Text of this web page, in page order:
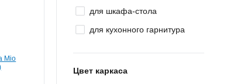
для шкафа-стола
для кухонного гарнитура
Цвет каркаса